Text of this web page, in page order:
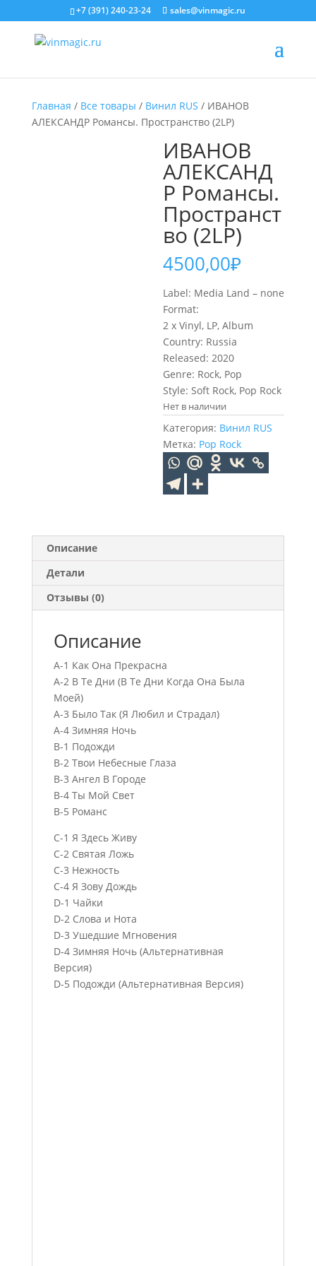
+7 (391) 240-23-24 sales@vinmagic.ru
Главная / Все товары / Винил RUS / ИВАНОВ
АЛЕКСАНДР Романсы. Пространство (2LP)
ИВАНОВ
АЛЕКСАНД
Р Романсы.
Пространст
во (2LP)
4500,00₽
Label: Media Land – none
Format:
2 x Vinyl, LP, Album
Country: Russia
Released: 2020
Genre: Rock, Pop
Style: Soft Rock, Pop Rock
Нет в наличии
Категория: Винил RUS
Метка: Pop Rock
Описание
Детали
Отзывы (0)
Описание
A-1 Как Она Прекрасна
A-2 В Те Дни (В Те Дни Когда Она Была
Моей)
A-3 Было Так (Я Любил и Страдал)
A-4 Зимняя Ночь
B-1 Подожди
B-2 Твои Небесные Глаза
B-3 Ангел В Городе
B-4 Ты Мой Свет
B-5 Романс
C-1 Я Здесь Живу
C-2 Святая Ложь
C-3 Нежность
C-4 Я Зову Дождь
D-1 Чайки
D-2 Слова и Нота
D-3 Ушедшие Мгновения
D-4 Зимняя Ночь (Альтернативная
Версия)
D-5 Подожди (Альтернативная Версия)